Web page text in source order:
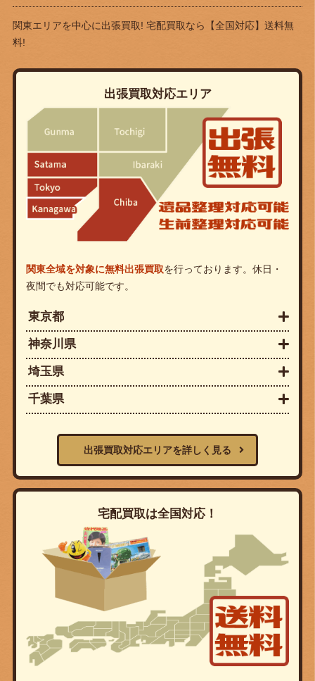
関東エリアを中心に出張買取! 宅配買取なら
【全国対応】送料無
料!
出張買取対応エリア
関東全域を対象に無料出張買取を行っております。休日・
夜間でも対応可能です。
東京都
神奈川県
埼玉県
千葉県
出張買取対応エリアを詳しく見る
宅配買取は全国対応！